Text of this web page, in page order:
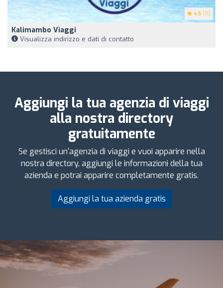
4.5 (11)
Kalimambo Viaggi
Visualizza indirizzo e dati di contatto
Aggiungi la tua agenzia di viaggi
alla nostra directory
gratuitamente
Se gestisci un'agenzia di viaggi e vuoi apparire nella
nostra directory, aggiungi le informazioni della tua
azienda e potrai apparire completamente gratis.
Aggiungi la tua azienda gratis